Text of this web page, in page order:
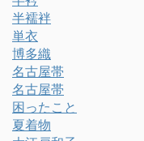
半襦袢
単衣
博多織
名古屋帯
名古屋帯
困ったこと
夏着物